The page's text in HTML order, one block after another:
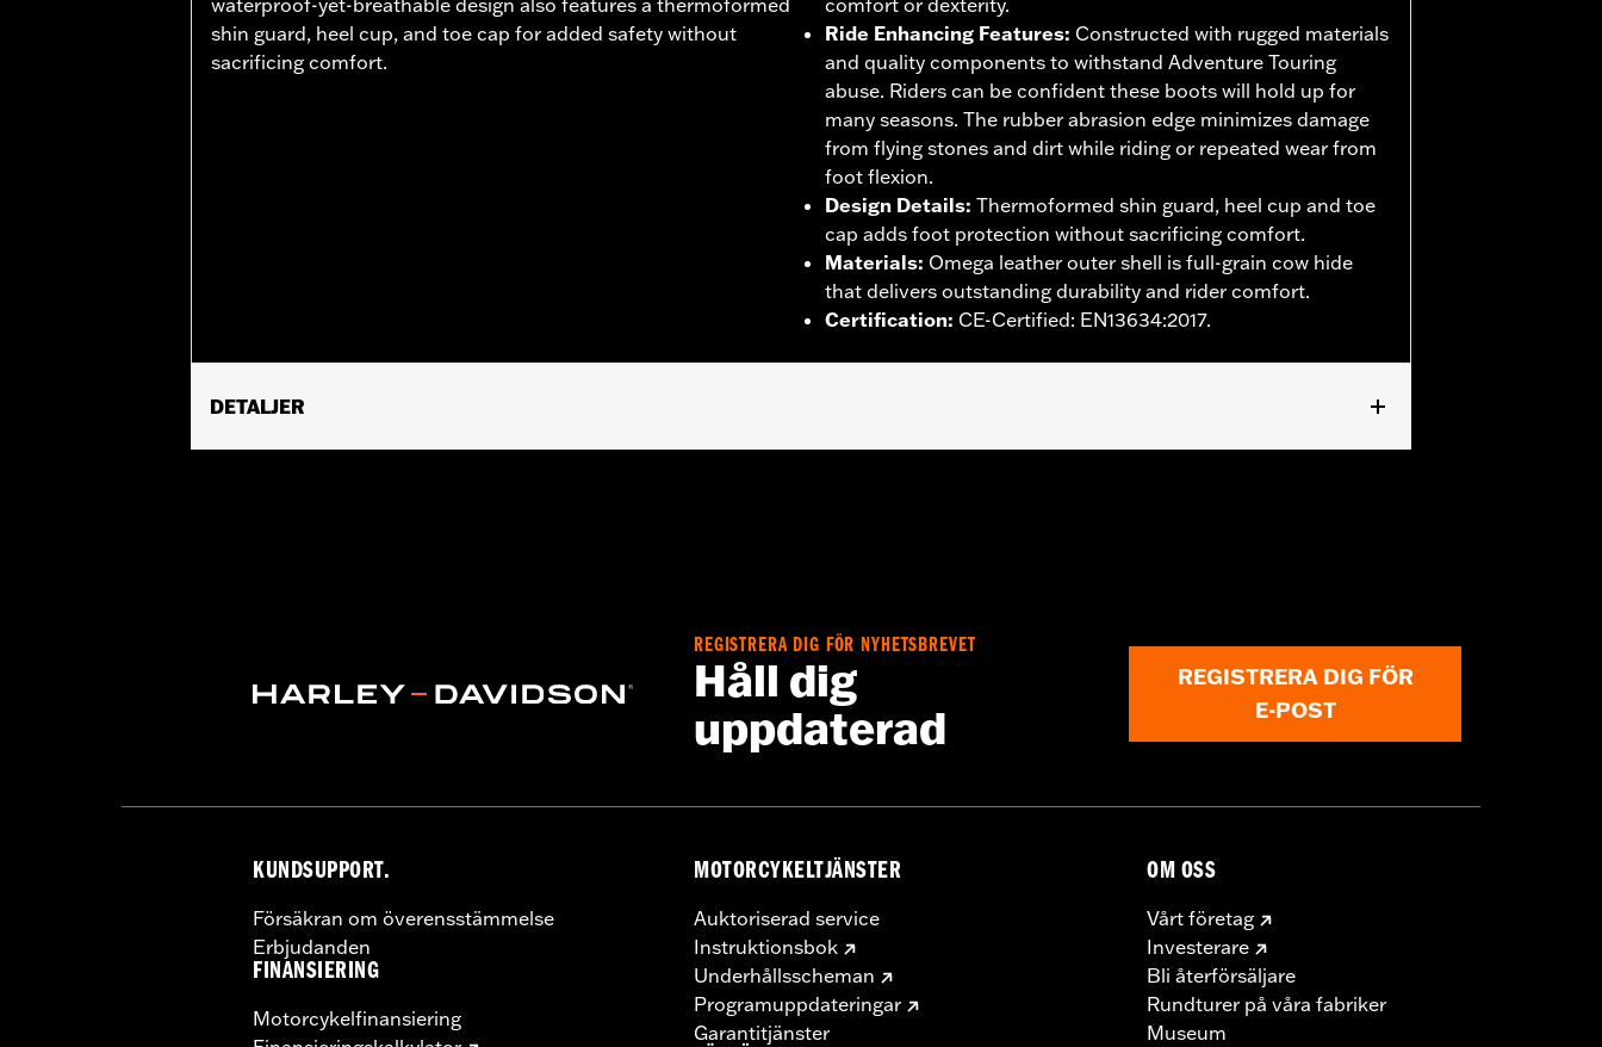
shin guard, heel cup, and toe cap for added safety without
sacrificing comfort.
Ride Enhancing Features: Constructed with rugged materials
and quality components to withstand Adventure Touring
abuse. Riders can be confident these boots will hold up for
many seasons. The rubber abrasion edge minimizes damage
from flying stones and dirt while riding or repeated wear from
foot flexion.
Design Details: Thermoformed shin guard, heel cup and toe
cap adds foot protection without sacrificing comfort.
Materials: Omega leather outer shell is full-grain cow hide
that delivers outstanding durability and rider comfort.
Certification: CE-Certified: EN13634:2017.
DETALJER
REGISTRERA DIG FÖR NYHETSBREVET
Håll dig
uppdaterad
REGISTRERA DIG FÖR
E-POST
KUNDSUPPORT.
Försäkran om överensstämmelse
Erbjudanden
FINANSIERING
Motorcykelfinansiering
MOTORCYKELTJÄNSTER
Auktoriserad service
Instruktionsbok
Underhållsscheman
Programuppdateringar
Garantitjänster
OM OSS
Vårt företag
Investerare
Bli återförsäljare
Rundturer på våra fabriker
Museum